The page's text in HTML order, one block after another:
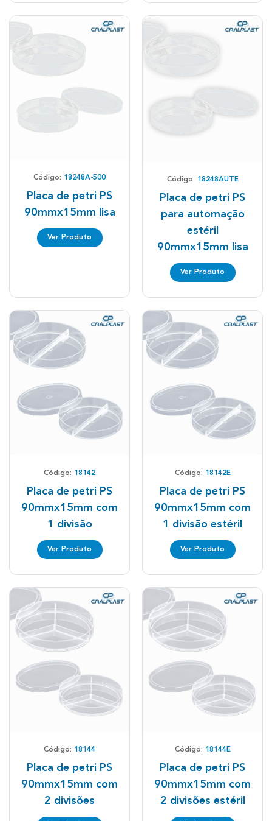
Código: 18248A-500
Placa de petri PS
90mmx15mm lisa
Ver Produto
Código: 18248AUTE
Placa de petri PS
para automação
estéril
90mmx15mm lisa
Ver Produto
Código: 18142
Placa de petri PS
90mmx15mm com
1 divisão
Ver Produto
Código: 18142E
Placa de petri PS
90mmx15mm com
1 divisão estéril
Ver Produto
Código: 18144
Placa de petri PS
90mmx15mm com
2 divisões
Código: 18144E
Placa de petri PS
90mmx15mm com
2 divisões estéril